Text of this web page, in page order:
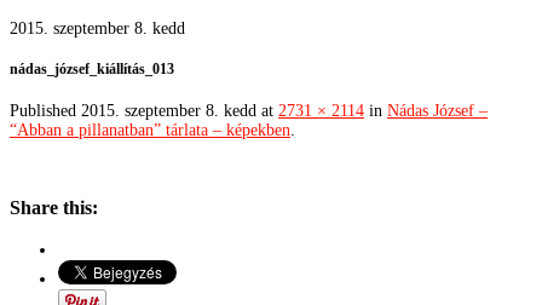
2015. szeptember 8. kedd
nádas_józsef_kiállítás_013
Published 2015. szeptember 8. kedd at 2731 × 2114 in Nádas József –
“Abban a pillanatban” tárlata – képekben
Share this: